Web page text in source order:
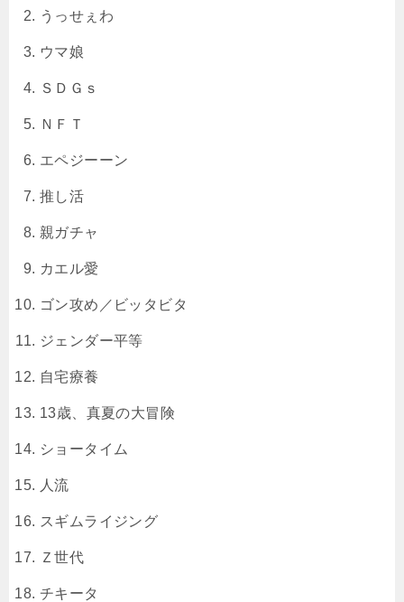
うっせぇわ
ウマ娘
ＳＤＧｓ
ＮＦＴ
エペジーーン
推し活
親ガチャ
カエル愛
ゴン攻め／ビッタビタ
ジェンダー平等
自宅療養
13歳、真夏の大冒険
ショータイム
人流
スギムライジング
Ｚ世代
チキータ